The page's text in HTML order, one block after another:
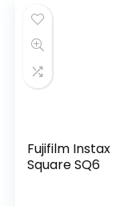
Fujifilm Instax
Square SQ6